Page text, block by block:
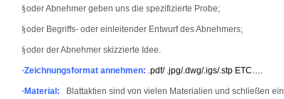
§oder Abnehmer geben uns die spezifizierte Probe;
§oder Begriffs- oder einleitender Entwurf des Abnehmers;
§oder der Abnehmer skizzierte Idee.
·Zeichnungsformat annehmen: .pdf/ .jpg/.dwg/.igs/.stp ETC….
· Material:
Blattaktien sind von vielen Materialien und schließen ein